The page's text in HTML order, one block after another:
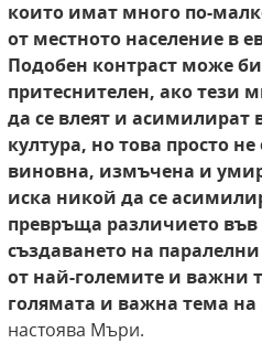
които имат много по-
от местното население в
Подобен контраст може
притеснителен, ако тези
да се влеят и асимилират
култура, но това просто
виновна, измъчена и
иска никой да се
превръща различието
създаването на
от най-големите и важни
голямата и важна тема
настоява Мъри.